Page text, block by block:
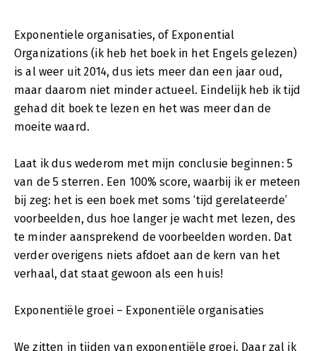
Exponentiele organisaties, of Exponential
Organizations (ik heb het boek in het Engels gelezen)
is al weer uit 2014, dus iets meer dan een jaar oud,
maar daarom niet minder actueel. Eindelijk heb ik tijd
gehad dit boek te lezen en het was meer dan de
moeite waard.
Laat ik dus wederom met mijn conclusie beginnen: 5
van de 5 sterren. Een 100% score, waarbij ik er meteen
bij zeg: het is een boek met soms ‘tijd gerelateerde’
voorbeelden, dus hoe langer je wacht met lezen, des
te minder aansprekend de voorbeelden worden. Dat
verder overigens niets afdoet aan de kern van het
verhaal, dat staat gewoon als een huis!
Exponentiële groei – Exponentiële organisaties
We zitten in tijden van exponentiële groei. Daar zal ik